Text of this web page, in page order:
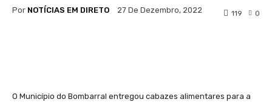
Por NOTÍCIAS EM DIRETO 27 De Dezembro, 2022 0
119
O Município do Bombarral entregou cabazes alimentares para a